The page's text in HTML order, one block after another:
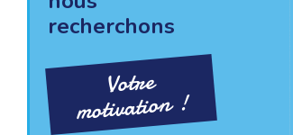
recherchons
Votre
motivation !